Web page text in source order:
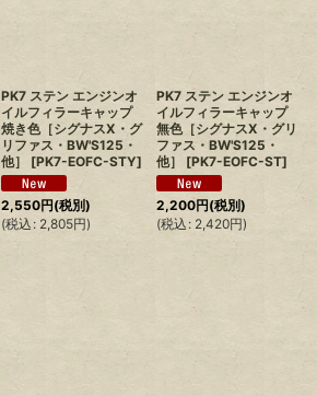
PK7 ステン エンジンオ
イルフィラーキャップ
焼き色［シグナスX・グ
リファス・BW'S125・
他］
[PK7-EOFC-STY]
2,550円(税別)
(税込 : 2,805円)
PK7 ステン エンジンオ
イルフィラーキャップ
無色［シグナスX・グリ
ファス・BW'S125・
他］
[PK7-EOFC-ST]
2,200円(税別)
(税込 : 2,420円)